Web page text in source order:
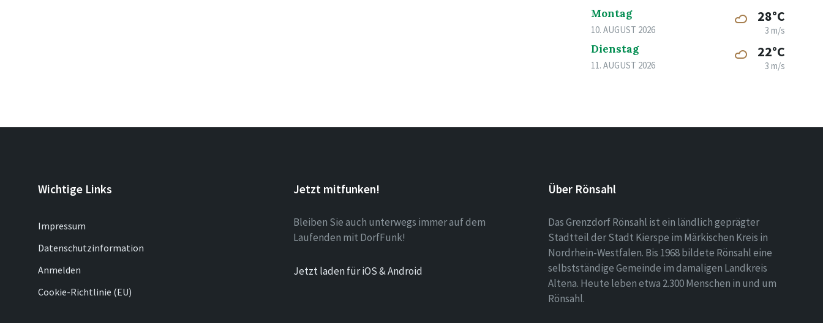
Montag
10. AUGUST 2026
28°C
3 m/s
Dienstag
11. AUGUST 2026
22°C
3 m/s
Wichtige Links
Impressum
Datenschutzinformation
Anmelden
Cookie-Richtlinie (EU)
Jetzt mitfunken!
Bleiben Sie auch unterwegs immer auf dem
Laufenden mit DorfFunk!
Jetzt laden für iOS & Android
Über Rönsahl
Das Grenzdorf Rönsahl ist ein ländlich geprägter
Stadtteil der Stadt Kierspe im Märkischen Kreis in
Nordrhein-Westfalen. Bis 1968 bildete Rönsahl eine
selbstständige Gemeinde im damaligen Landkreis
Altena. Heute leben etwa 2.300 Menschen in und um
Rönsahl.